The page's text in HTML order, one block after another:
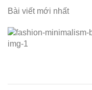
Bài viết mới nhất